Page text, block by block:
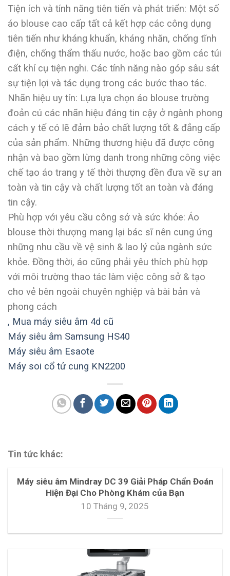
Tiện ích và tính năng tiên tiến và phát triển: Một số
áo blouse cao cấp tất cả kết hợp các công dụng
tiên tiến như kháng khuẩn, kháng nhăn, chống tĩnh
điện, chống thẩm thấu nước, hoặc bao gồm các túi
cất khí cụ tiện nghi. Các tính năng nào góp sâu sát
sự tiện lợi và tác dụng trong các bước thao tác.
Nhãn hiệu uy tín: Lựa lựa chọn áo blouse trường
đoản cú các nhãn hiệu đáng tin cậy ở ngành phong
cách y tế có lẽ đảm bảo chất lượng tốt & đẳng cấp
của sản phẩm. Những thương hiệu đã được công
nhận và bao gồm lừng danh trong những công việc
chế tạo áo trang y tế thời thượng đền đưa về sự an
toàn và tin cậy và chất lượng tốt an toàn và đáng
tin cậy.
Phù hợp với yêu cầu công sở và sức khỏe: Áo
blouse thời thượng mang lại bác sĩ nên cung ứng
những nhu cầu về vệ sinh & lao lý của ngành sức
khỏe. Đồng thời, áo cũng phải yêu thích phù hợp
với môi trường thao tác làm việc công sở & tạo
cho vẻ bên ngoài chuyên nghiệp và bài bản và
phong cách
, Mua máy siêu âm 4d cũ
Máy siêu âm Samsung HS40
Máy siêu âm Esaote
Máy soi cổ tử cung KN2200
Tin tức khác:
Máy siêu âm Mindray DC 39 Giải Pháp Chẩn Đoán
Hiện Đại Cho Phòng Khám của Bạn
10 Tháng 9, 2025